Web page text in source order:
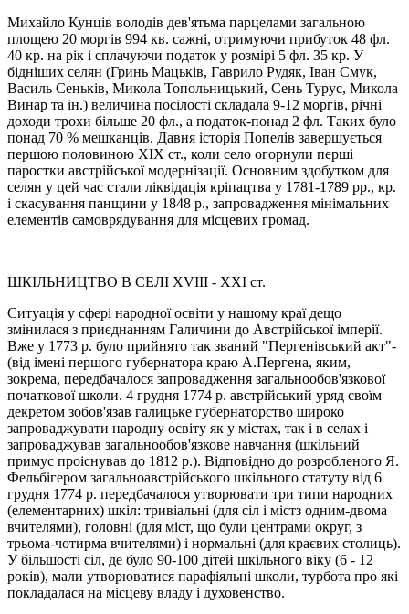
Михайло Кунців володів дев'ятьма парцелами загальною
площею 20 моргів 994 кв. сажні, отримуючи прибуток 48 фл.
40 кр. на рік і сплачуючи податок у розмірі 5 фл. 35 кр. У
бідніших селян (Гринь Мацьків, Гаврило Рудяк, Іван Смук,
Василь Сеньків, Микола Топольницький, Сень Турус, Микола
Винар та ін.) величина посілості складала 9-12 моргів, річні
доходи трохи більше 20 фл., а податок-понад 2 фл. Таких було
понад 70 % мешканців. Давня історія Попелів завершується
першою половиною XIX ст., коли село огорнули перші
паростки австрійської модернізації. Основним здобутком для
селян у цей час стали ліквідація кріпацтва у 1781-1789 рр., кр.
i скасування панщини у 1848 р., запровадження мінімальних
елементів самоврядування для місцевих громад.
ШКІЛЬНИЦТВО В СЕЛІ ХVIII - XXI ст.
Ситуація у сфері народної освіти у нашому краї дещо
змінилася з приєднанням Галичини до Австрійської імперії.
Вже у 1773 р. було прийнято так званий "Пергенівський акт"-
(від імені першого губернатора краю А.Пергена, яким,
зокрема, передбачалося запровадження загальнообов'язкової
початкової школи. 4 грудня 1774 р. австрійський уряд своїм
декретом зобов'язав галицьке губернаторство широко
запроваджувати народну освіту як у мiстах, так і в селах і
запроваджував загальнообов'язкове навчання (шкільний
примус прoiснував до 1812 р.). Відповідно до розробленого Я.
Фельбігером загальноавстрійського шкільного статуту від 6
грудня 1774 р. передбачалося утворювати три типи народних
(елементарних) шкіл: тривіальні (для сіл і містз одним-двома
вчителями), головні (для міст, що були центрами округ, з
трьома-чотирма вчителями) і нормальні (для краєвих столиць).
У більшості cіл, де було 90-100 дітей шкільного віку (6 - 12
років), мали утворюватися парафіяльні школи, турбота про які
покладалася на місцеву владу і духовенство.